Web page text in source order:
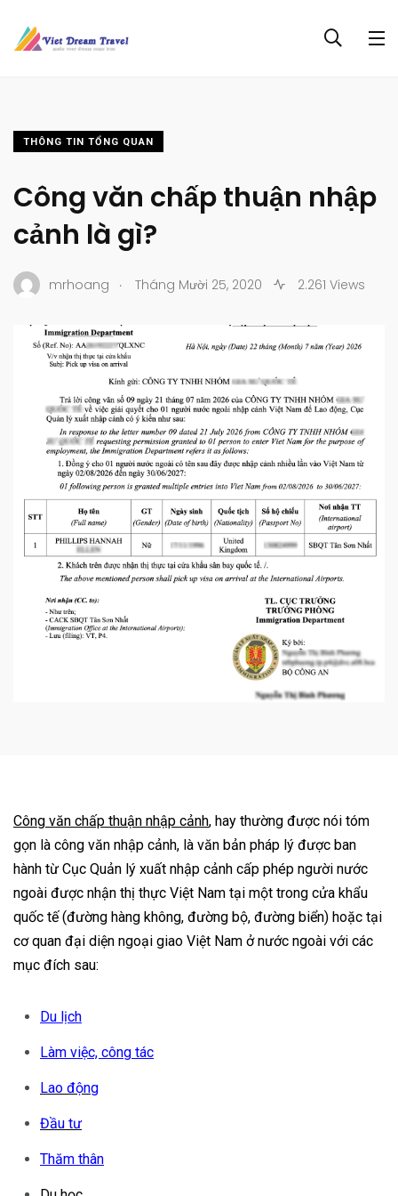
THÔNG TIN TỔNG QUAN
Công văn chấp thuận nhập
cảnh là gì?
mrhoang . Tháng Mười 25, 2020 2.261 Views
Công văn chấp thuận nhập cảnh, hay thường được nói tóm
gọn là công văn nhập cảnh, là văn bản pháp lý được ban
hành từ Cục Quản lý xuất nhập cảnh cấp phép người nước
ngoài được nhận thị thực Việt Nam tại một trong cửa khẩu
quốc tế (đường hàng không, đường bộ, đường biển) hoặc tại
cơ quan đại diện ngoại giao Việt Nam ở nước ngoài với các
mục đích sau:
Du lịch
Làm việc, công tác
Lao động
Đầu tư
Thăm thân